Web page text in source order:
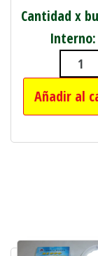
Cantidad x
Interno:
Añadir al